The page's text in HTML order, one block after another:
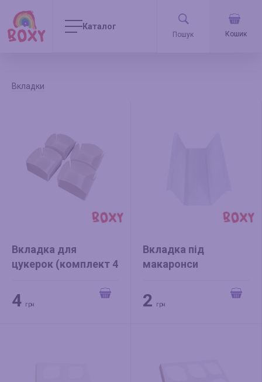
Каталог
Кошик
Вкладки
Вкладка для
цукерок (комплект 4
4 грн
Вкладка під
макаронси
2 грн